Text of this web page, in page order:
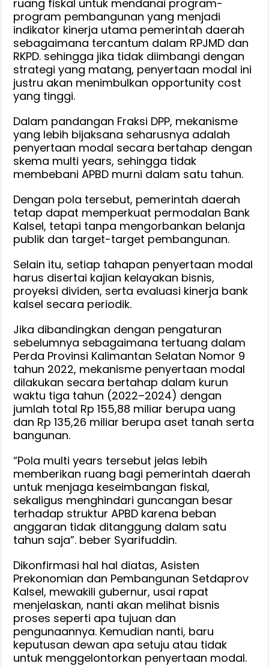
ruang fiskal untuk mendanai program-
program pembangunan yang menjadi
indikator kinerja utama pemerintah daerah
sebagaimana tercantum dalam RPJMD dan
RKPD. sehingga jika tidak diimbangi dengan
strategi yang matang, penyertaan modal ini
justru akan menimbulkan opportunity cost
yang tinggi.
Dalam pandangan Fraksi DPP, mekanisme
yang lebih bijaksana seharusnya adalah
penyertaan modal secara bertahap dengan
skema multi years, sehingga tidak
membebani APBD murni dalam satu tahun.
Dengan pola tersebut, pemerintah daerah
tetap dapat memperkuat permodalan Bank
Kalsel, tetapi tanpa mengorbankan belanja
publik dan target-target pembangunan.
Selain itu, setiap tahapan penyertaan modal
harus disertai kajian kelayakan bisnis,
proyeksi dividen, serta evaluasi kinerja bank
kalsel secara periodik.
Jika dibandingkan dengan pengaturan
sebelumnya sebagaimana tertuang dalam
Perda Provinsi Kalimantan Selatan Nomor 9
tahun 2022, mekanisme penyertaan modal
dilakukan secara bertahap dalam kurun
waktu tiga tahun (2022–2024) dengan
jumlah total Rp 155,88 miliar berupa uang
dan Rp 135,26 miliar berupa aset tanah serta
bangunan.
“Pola multi years tersebut jelas lebih
memberikan ruang bagi pemerintah daerah
untuk menjaga keseimbangan fiskal,
sekaligus menghindari guncangan besar
terhadap struktur APBD karena beban
anggaran tidak ditanggung dalam satu
tahun saja”. beber Syarifuddin.
Dikonfirmasi hal hal diatas, Asisten
Prekonomian dan Pembangunan Setdaprov
Kalsel, mewakili gubernur, usai rapat
menjelaskan, nanti akan melihat bisnis
proses seperti apa tujuan dan
pengunaannya. Kemudian nanti, baru
keputusan dewan apa setuju atau tidak
untuk menggelontorkan penyertaan modal.